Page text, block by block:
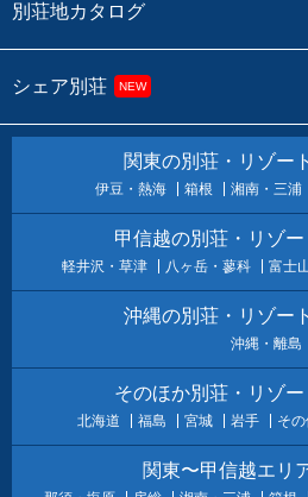
別荘地カタログ
シェア別荘 NEW
関東の別荘・リゾー
伊豆・熱海 箱根 湘南・三浦
甲信越の別荘・リゾ
軽井沢・草津 八ヶ岳・蓼科 富士
沖縄の別荘・リゾー
沖縄・離島
そのほか別荘・リゾ
北海道 福島 宮城 岩手 そ
関東〜甲信越エリ